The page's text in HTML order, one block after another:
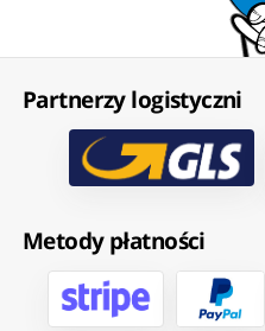
Partnerzy logistyczni
Metody płatności